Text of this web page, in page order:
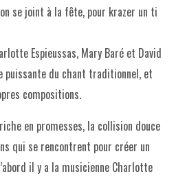
se joint à la fête, pour krazer un ti
Espieussas, Mary Baré et David
puissante du chant traditionnel, et
compositions.
en promesses, la collision douce
qui se rencontrent pour créer un
il y a la musicienne Charlotte